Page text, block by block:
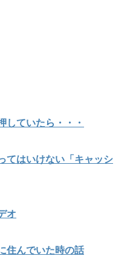
していたら・・・
てはいけない「キャッシ
オ
住んでいた時の話